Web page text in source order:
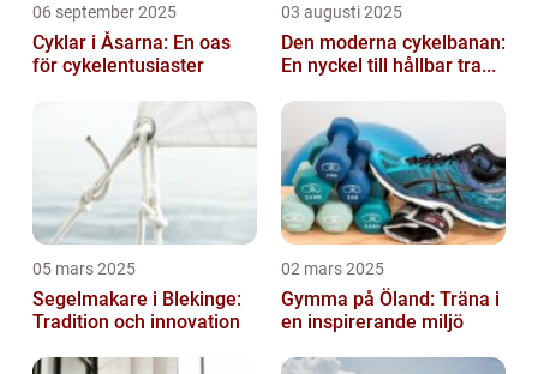
06 september 2025
Cyklar i Åsarna: En oas
för cykelentusiaster
03 augusti 2025
Den moderna cykelbanan:
En nyckel till hållbar tra...
05 mars 2025
Segelmakare i Blekinge:
Tradition och innovation
02 mars 2025
Gymma på Öland: Träna i
en inspirerande miljö